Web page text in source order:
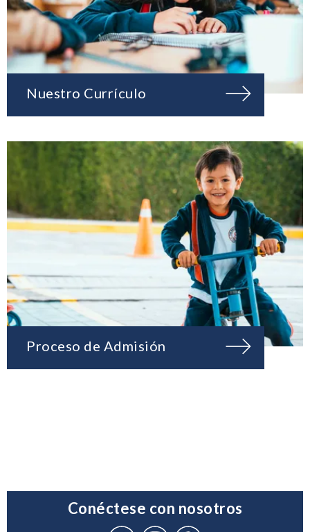
Nuestro Currículo
Proceso de Admisión
Conéctese con nosotros